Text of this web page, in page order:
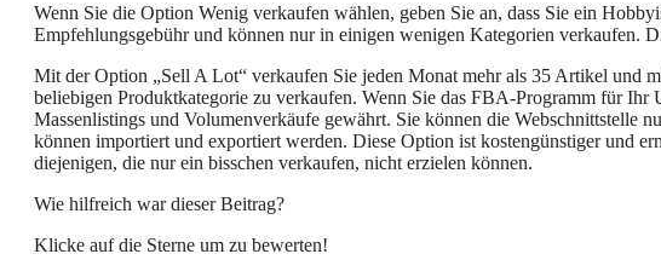
Wenn Sie die Option Wenig verkaufen wählen, geben Sie an, dass Sie ein
Empfehlungsgebühr und können nur in einigen wenigen Kategorien verkaufen.
Mit der Option „Sell A Lot“ verkaufen Sie jeden Monat mehr als 35 Artikel und
beliebigen Produktkategorie zu verkaufen. Wenn Sie das FBA-Programm für
Massenlistings und Volumenverkäufe gewährt. Sie können die Webschnittstelle
können importiert und exportiert werden. Diese Option ist kostengünstiger und
diejenigen, die nur ein bisschen verkaufen, nicht erzielen können.
Wie hilfreich war dieser Beitrag?
Klicke auf die Sterne um zu bewerten!